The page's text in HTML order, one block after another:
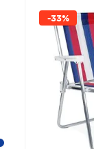
-33%